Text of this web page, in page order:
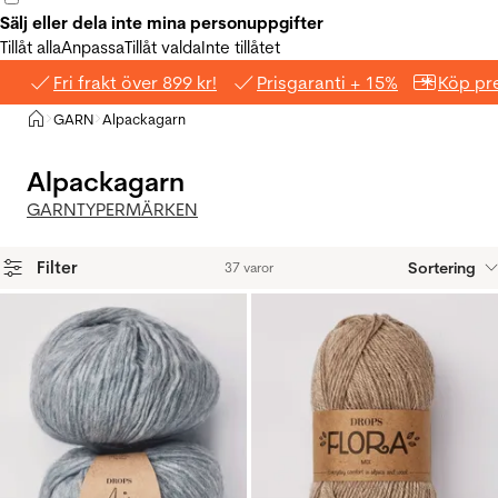
Sälj eller dela inte mina personuppgifter
Tillåt allaAnpassaTillåt valdaInte tillåtet
Fri frakt över 899 kr! Prisgaranti + 15% Köp
Hem
>GARN >
Alpackagarn
Alpackagarn
GARNTYPERMÄRKEN
Filter 37 varor Sortering
Produkter